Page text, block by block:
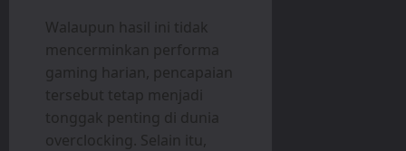
Walaupun hasil ini tidak
mencerminkan performa
gaming harian, pencapaian
tersebut tetap menjadi
tonggak penting di dunia
overclocking. Selain itu,